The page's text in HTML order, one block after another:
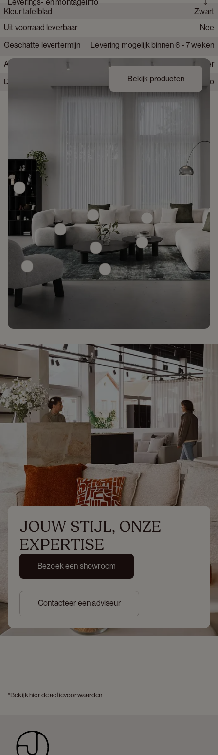
elegantie.
Merk
JUNTOO
Collectie product
Amato Rondo
Collectie tafelblad
Amato Ceramo
Kleur tafelblad
Zwart
Materiaal onderstel tafel
Hout
Materiaal tafelblad
Volkeramiek
Afwerking onderstel
Fineer
Detailkleur tafelblad
Calatorao
Leverings- en montageinfo
Uit voorraad leverbaar
Nee
Geschatte levertermijn
Levering mogelijk binnen 6 - 7 weken
Bekijk producten
JOUW STIJL, ONZE
EXPERTISE
Bezoek een showroom
Contacteer een adviseur
*Bekijk hier de actievoorwaarden